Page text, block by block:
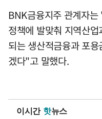
BNK금융지주 관계자
정책에 발맞춰 지역산
되는 생산적금융과 포
겠다"고 말했다.
이시간 핫뉴스